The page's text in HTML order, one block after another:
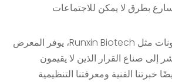
بطرق لا يمكن للاجتماعات
بالنسبة لموردي المكونات مثل Runxin Biotech، يوفر المعرض
إلى صناع القرار الذين لا يقيمون
خبرتنا الفنية ومعرفتنا التنظيمية